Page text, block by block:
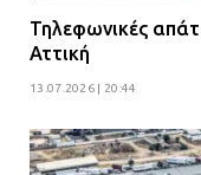
Τηλεφωνικές
Αττική
13.07.2026 | 20:44